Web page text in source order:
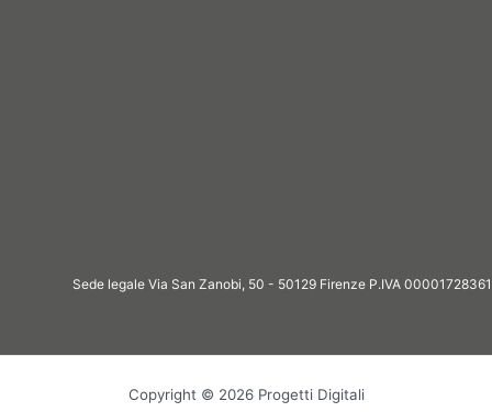
Sede legale Via San Zanobi, 50 - 50129 Firenze P.IVA 00001728361
Copyright © 2026 Progetti Digitali